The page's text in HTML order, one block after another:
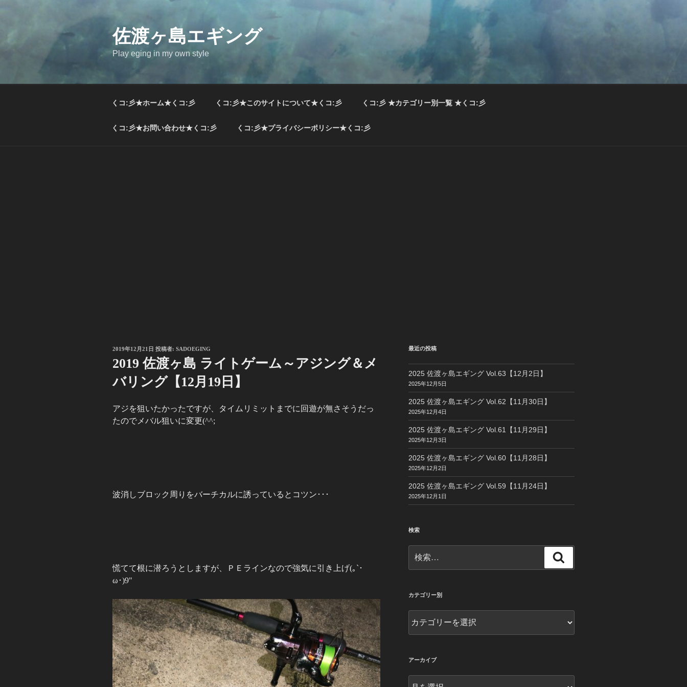
佐渡ヶ島エギング
Play eging in my own style
くコ:彡★ホーム★くコ:彡 くコ:彡★このサイトについて★くコ:彡 くコ:彡 ★カテゴリー別一覧 ★くコ:彡
くコ:彡★お問い合わせ★くコ:彡 くコ:彡★プライバシーポリシー★くコ:彡
投
日:
2019年12月21日 投稿者: SADOEGING
2019 佐渡ヶ島 ライトゲーム～アジング＆メ
バリング【12月19日】
アジを狙いたかったですが、タイムリミットまでに回遊が無さそうだっ
たのでメバル狙いに変更(^^;
波消しブロック周りをバーチカルに誘っているとコツン･･･
慌てて根に潜ろうとしますが、ＰＥラインなので強気に引き上げ(｡`･
ω･)9"
最近の投稿
2025 佐渡ヶ島エギング Vol.63【12月2日】
2025年12月5日
2025 佐渡ヶ島エギング Vol.62【11月30日】
2025年12月4日
2025 佐渡ヶ島エギング Vol.61【11月29日】
2025年12月3日
2025 佐渡ヶ島エギング Vol.60【11月28日】
2025年12月2日
2025 佐渡ヶ島エギング Vol.59【11月24日】
2025年12月1日
検索
索:
索
カテゴリー別
テ
ー
アーカイブ